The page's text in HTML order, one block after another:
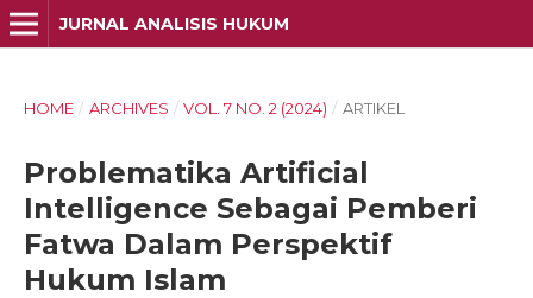
JURNAL ANALISIS HUKUM
HOME / ARCHIVES / VOL. 7 NO. 2 (2024) / ARTIKEL
Problematika Artificial
Intelligence Sebagai Pemberi
Fatwa Dalam Perspektif
Hukum Islam